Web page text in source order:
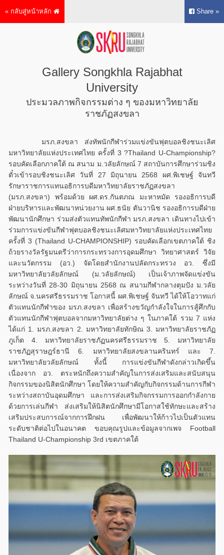
« กลับสู่หน้าหลัก Share »
Gallery Songkhla Rajabhat
University
ประมวลภาพกิจกรรมต่าง ๆ ของมหาวิทยาลัย
ราชภัฏสงขลา
มรภ.สงขลา ส่งทัพนักกีฬาร่วมแข่งขันฟุตบอลชิงชนะเลิศ
มหาวิทยาลัยแห่งประเทศไทย ครั้งที่ 3 ?Thailand U-Championship?
รอบคัดเลือกภาคใต้ ณ สนาม ม.วลัยลักษณ์ 7 สถาบันการศึกษาร่วมชิง
ตั๋วเข้ารอบชิงชนะเลิศ วันที่ 27 มิถุนายน 2568 ผศ.พิเชษฐ์ จันทวี
รักษาราชการแทนอธิการบดีมหาวิทยาลัยราชภัฏสงขลา
(มรภ.สงขลา) พร้อมด้วย ผศ.ดร.กันตภณ มะหาหมัด รองอธิการบดี
ฝ่ายบริหารและพัฒนาหน่วยงาน ผศ.ธนัย ตันวานิช รองอธิการบดีฝ่าย
พัฒนานักศึกษา ร่วมส่งตัวแทนทัพนักกีฬา มรภ.สงขลา เดินทางไปเข้า
ร่วมการแข่งขันกีฬาฟุตบอลชิงชนะเลิศมหาวิทยาลัยแห่งประเทศไทย
ครั้งที่ 3 (Thailand U-CHAMPIONSHIP) รอบคัดเลือกเขตภาคใต้ ชิง
ถ้วยรางวัลรัฐมนตรีว่าการกระทรวงการอุดมศึกษา วิทยาศาสตร์ วิจัย
และนวัตกรรม (อว.) จัดโดยสำนักงานปลัดกระทรวง อว. ซึ่งมี
มหาวิทยาลัยวลัยลักษณ์ (ม.วลัยลักษณ์) เป็นเจ้าภาพจัดแข่งขัน
ระหว่างวันที่ 28-30 มิถุนายน 2568 ณ สนามกีฬากลางตุมปัง ม.วลัย
ลักษณ์ จ.นครศรีธรรมราช โอกาสนี้ ผศ.พิเชษฐ์ จันทวี ได้ให้โอวาทแก่
ตัวแทนนักกีฬาของ มรภ.สงขลา เพื่อสร้างขวัญกำลังใจในการสู้ศึกกับ
ตัวแทนนักกีฬาฟุตบอลจากมหาวิทยาลัยต่าง ๆ ในภาคใต้ รวม 7 แห่ง
ได้แก่ 1. มรภ.สงขลา 2. มหาวิทยาลัยทักษิณ 3. มหาวิทยาลัยราชภัฏ
ภูเก็ต 4. มหาวิทยาลัยราชภัฏนครศรีธรรมราช 5. มหาวิทยาลัย
ราชภัฏสุราษฎร์ธานี 6. มหาวิทยาลัยสงขลานครินทร์ และ 7.
มหาวิทยาลัยวลัยลักษณ์ ทั้งนี้ การแข่งขันกีฬาดังกล่าวเกิดขึ้น
เนื่องจาก อว. ตระหนักถึงความสำคัญในการส่งเสริมและสนับสนุน
กิจกรรมของนิสิตนักศึกษา โดยให้ความสำคัญกับกิจกรรมด้านการกีฬา
ระหว่างสถาบันอุดมศึกษา และการส่งเสริมกิจกรรมการออกกำลังกาย
ด้วยการเล่นกีฬา ส่งเสริมให้นิสิตนักศึกษามีโอกาสใช้ทักษะและสร้าง
เสริมประสบการณ์จากการฝึกฝน เพื่อพัฒนาให้ก้าวไปเป็นตัวแทน
ระดับชาติต่อไปในอนาคต ขอบคุณรูปและข้อมูลจากเพจ Football
Thailand U-Championship 3rd เขตภาคใต้